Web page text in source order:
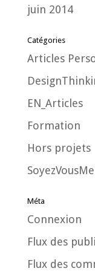
juin 2014
Catégories
Articles
EN_Articles
Formation
Hors projets
Méta
Connexion
Flux des
Flux des